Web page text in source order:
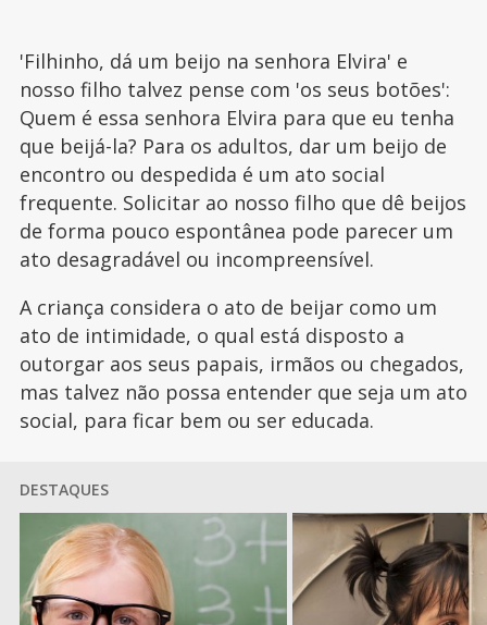
'Filhinho, dá um beijo na senhora Elvira' e
nosso filho talvez pense com 'os seus botões':
Quem é essa senhora Elvira para que eu tenha
que beijá-la? Para os adultos, dar um beijo de
encontro ou despedida é um ato social
frequente. Solicitar ao nosso filho que dê beijos
de forma pouco espontânea pode parecer um
ato desagradável ou incompreensível.
A criança considera o ato de beijar como um
ato de intimidade, o qual está disposto a
outorgar aos seus papais, irmãos ou chegados,
mas talvez não possa entender que seja um ato
social, para ficar bem ou ser educada.
DESTAQUES